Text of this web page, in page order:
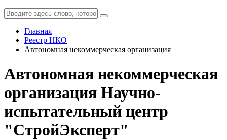
Главная
Реестр НКО
Автономная некоммерческая организация
Автономная некоммерческая
организация Научно-
испытательный центр
"СтройЭксперт"